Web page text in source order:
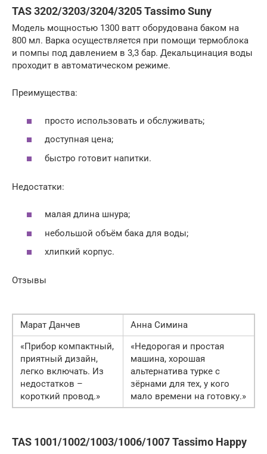
TAS 3202/3203/3204/3205 Tassimo Suny
Модель мощностью 1300 ватт оборудована баком на
800 мл. Варка осуществляется при помощи термоблока
и помпы под давлением в 3,3 бар. Декальцинация воды
проходит в автоматическом режиме.
Преимущества:
просто использовать и обслуживать;
доступная цена;
быстро готовит напитки.
Недостатки:
малая длина шнура;
небольшой объём бака для воды;
хлипкий корпус.
Отзывы
Марат Данчев
Анна Симина
«Прибор компактный,
приятный дизайн,
легко включать. Из
недостатков –
короткий провод.»
«Недорогая и простая
машина, хорошая
альтернатива турке с
зёрнами для тех, у кого
мало времени на готовку.»
TAS 1001/1002/1003/1006/1007 Tassimo Happy